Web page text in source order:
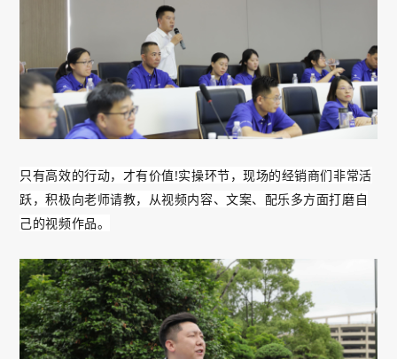
只有高效的行动，才有价值!实操环节，现场的经销商们非常活
跃，积极向老师请教，从视频内容、文案、配乐多方面打磨自
己的视频作品。